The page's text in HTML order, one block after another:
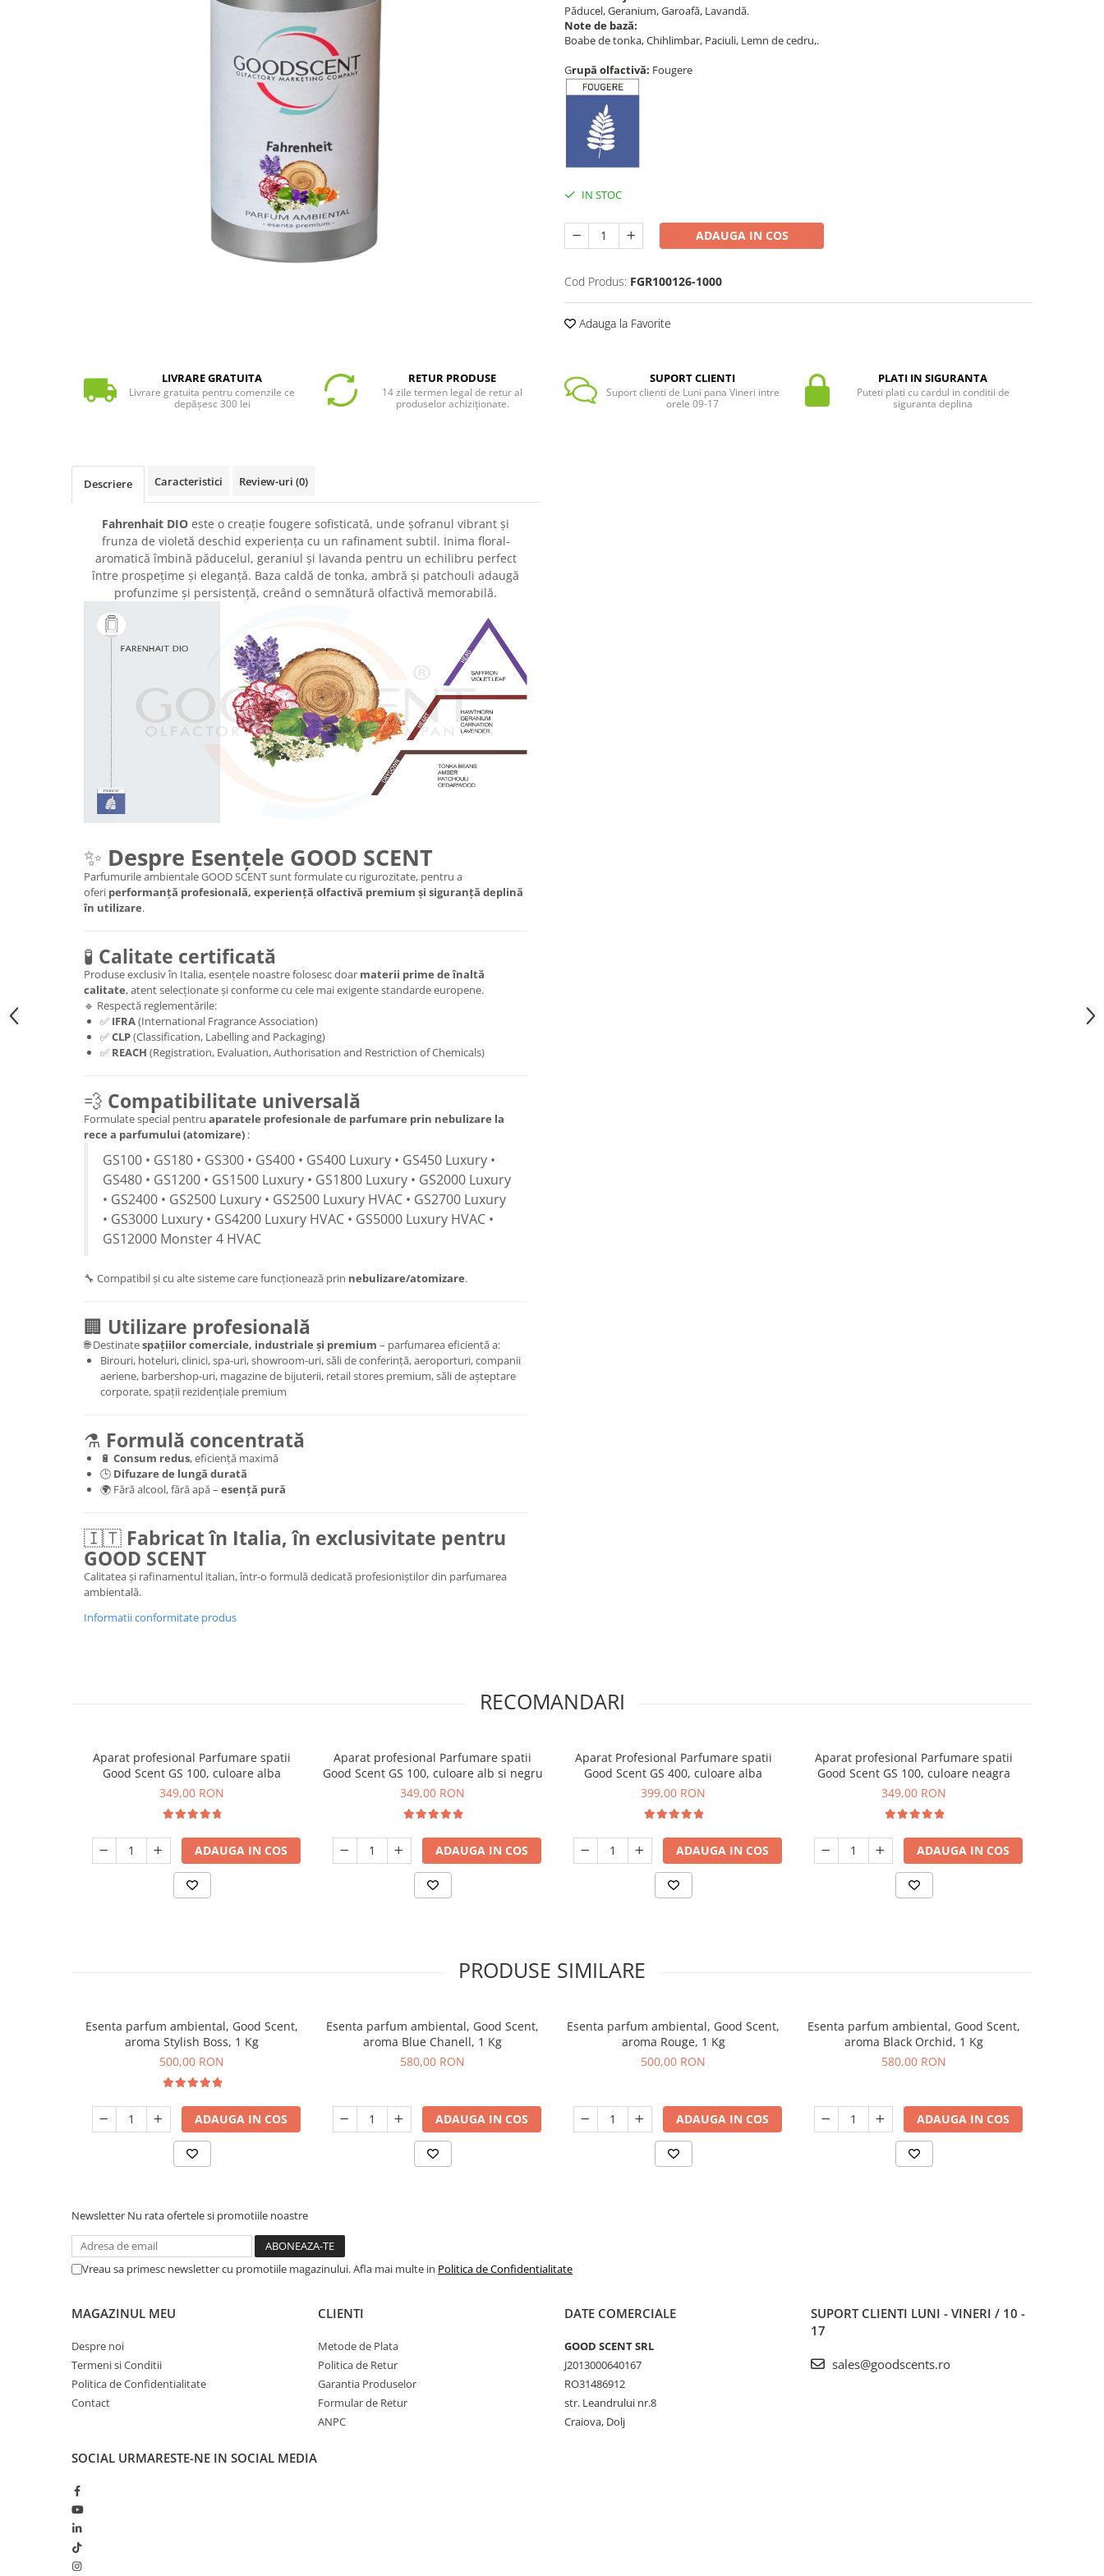
Păducel, Geranium, Garoafă, Lavandă.
Note de bază:
Boabe de tonka, Chihlimbar, Paciuli, Lemn de cedru,.
Grupă olfactivă: Fougere
IN STOC
ADAUGA IN COS
Cod Produs: FGR100126-1000
Adauga la Favorite
LIVRARE GRATUITA
Livrare gratuita pentru comenzile ce
depășesc 300 lei
RETUR PRODUSE
14 zile termen legal de retur al
produselor achiziționate.
SUPORT CLIENTI
Suport clienti de Luni pana Vineri intre
orele 09-17
PLATI IN SIGURANTA
Puteti plati cu cardul in conditii de
siguranta deplina
Descriere Caracteristici Review-uri (0)
Fahrenhait DIO este o creație fougere sofisticată, unde șofranul vibrant și
frunza de violetă deschid experiența cu un rafinament subtil. Inima floral-
aromatică îmbină păducelul, geraniul și lavanda pentru un echilibru perfect
între prospețime și eleganță. Baza caldă de tonka, ambră și patchouli adaugă
profunzime și persistență, creând o semnătură olfactivă memorabilă.
✨ Despre Esențele GOOD SCENT
Parfumurile ambientale GOOD SCENT sunt formulate cu rigurozitate, pentru a
oferi performanță profesională, experiență olfactivă premium și siguranță deplină
în utilizare.
🧪 Calitate certificată
Produse exclusiv în Italia, esențele noastre folosesc doar materii prime de înaltă
calitate, atent selecționate și conforme cu cele mai exigente standarde europene.
🔹 Respectă reglementările:
✅ IFRA(International Fragrance Association)
✅CLP(Classification, Labelling and Packaging)
✅ REACH (Registration, Evaluation, Authorisation and Restriction of Chemicals)
💨 Compatibilitate universală
Formulate special pentru aparatele profesionale de parfumare prin nebulizare la
rece a parfumului (atomizare) :
GS100 • GS180 • GS300 • GS400 • GS400 Luxury • GS450 Luxury •
GS480 • GS1200 • GS1500 Luxury • GS1800 Luxury • GS2000 Luxury
• GS2400 • GS2500 Luxury • GS2500 Luxury HVAC • GS2700 Luxury
• GS3000 Luxury • GS4200 Luxury HVAC • GS5000 Luxury HVAC •
GS12000 Monster 4 HVAC
🔧 Compatibil și cu alte sisteme care funcționează prin nebulizare/atomizare.
🏢 Utilizare profesională
🌐 Destinatespațiilor comerciale, industriale și premium – parfumarea eficientă a:
Birouri, hoteluri, clinici, spa-uri, showroom-uri, săli de conferință, aeroporturi, companii
aeriene, barbershop-uri, magazine de bijuterii, retail stores premium, săli de așteptare
corporate, spații rezidențiale premium
⚗️ Formulă concentrată
🔋 Consum redus, eficiență maximă
🕒 Difuzare de lungă durată
🌍 Fără alcool, fără apă – esență pură
🇮🇹 Fabricat în Italia, în exclusivitate pentru
GOOD SCENT
Calitatea și rafinamentul italian, într-o formulă dedicată profesioniștilor din parfumarea
ambientală.
Informatii conformitate produs
RECOMANDARI
Aparat profesional Parfumare spatii
Good Scent GS 100, culoare alba
349,00 RON
ADAUGA IN COS
Aparat profesional Parfumare spatii
Good Scent GS 100, culoare alb si negru
349,00 RON
ADAUGA IN COS
Aparat Profesional Parfumare spatii
Good Scent GS 400, culoare alba
399,00 RON
ADAUGA IN COS
Aparat profesional Parfumare spatii
Good Scent GS 100, culoare neagra
349,00 RON
ADAUGA IN COS
PRODUSE SIMILARE
Esenta parfum ambiental, Good Scent,
aroma Stylish Boss, 1 Kg
500,00 RON
ADAUGA IN COS
Esenta parfum ambiental, Good Scent,
aroma Blue Chanell, 1 Kg
580,00 RON
ADAUGA IN COS
Esenta parfum ambiental, Good Scent,
aroma Rouge, 1 Kg
500,00 RON
ADAUGA IN COS
Esenta parfum ambiental, Good Scent,
aroma Black Orchid, 1 Kg
580,00 RON
ADAUGA IN COS
Newsletter Nu rata ofertele si promotiile noastre
Vreau sa primesc newsletter cu promotiile magazinului. Afla mai multe in Politica de Confidentialitate
MAGAZINUL MEU
Despre noi
Termeni si Conditii
Politica de Confidentialitate
Contact
CLIENTI
Metode de Plata
Politica de Retur
Garantia Produselor
Formular de Retur
ANPC
DATE COMERCIALE
GOOD SCENT SRL
J2013000640167
RO31486912
str. Leandrului nr.8
Craiova, Dolj
SUPORT CLIENTI LUNI - VINERI / 10 -
17
sales@goodscents.ro
SOCIAL URMARESTE-NE IN SOCIAL MEDIA